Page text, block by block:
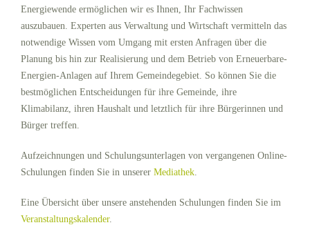
Energiewende ermöglichen wir es Ihnen, Ihr Fachwissen
auszubauen. Experten aus Verwaltung und Wirtschaft vermitteln das
notwendige Wissen vom Umgang mit ersten Anfragen über die
Planung bis hin zur Realisierung und dem Betrieb von Erneuerbare-
Energien-Anlagen auf Ihrem Gemeindegebiet. So können Sie die
bestmöglichen Entscheidungen für ihre Gemeinde, ihre
Klimabilanz, ihren Haushalt und letztlich für ihre Bürgerinnen und
Bürger treffen.
Aufzeichnungen und Schulungsunterlagen von vergangenen Online-
Schulungen finden Sie in unserer Mediathek.
Eine Übersicht über unsere anstehenden Schulungen finden Sie im
Veranstaltungskalender.